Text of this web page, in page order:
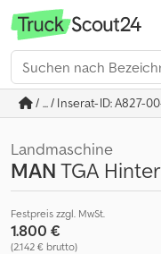
/ ... / Inserat-ID: A827-
Landmaschine
MANTGA
Festpreis zzgl. MwSt.
1.800 €
(2.142 € brutto)